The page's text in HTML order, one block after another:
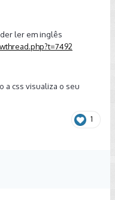
ler em inglês
a css visualiza o seu
1